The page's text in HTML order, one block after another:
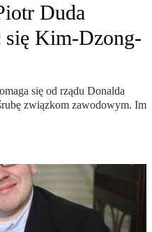
Duda
się Kim-Dzong-
się od rządu Donalda
związkom zawodowym. Im